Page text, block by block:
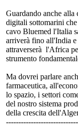
Guardando anche
digitali sottomarini
cavo Bluemed l'Italia
arriverà fino all'India
attraverserà l'Africa
strumento
Ma dovrei parlare
farmaceutica,
lo spazio, i settori
del nostro sistema
della crescita